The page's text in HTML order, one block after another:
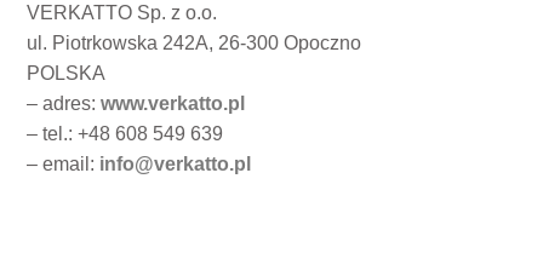
VERKATTO Sp. z o.o.
ul. Piotrkowska 242A, 26-300 Opoczno
POLSKA
– adres:www.verkatto.pl
– tel.: +48 608 549 639
– email: info@verkatto.pl